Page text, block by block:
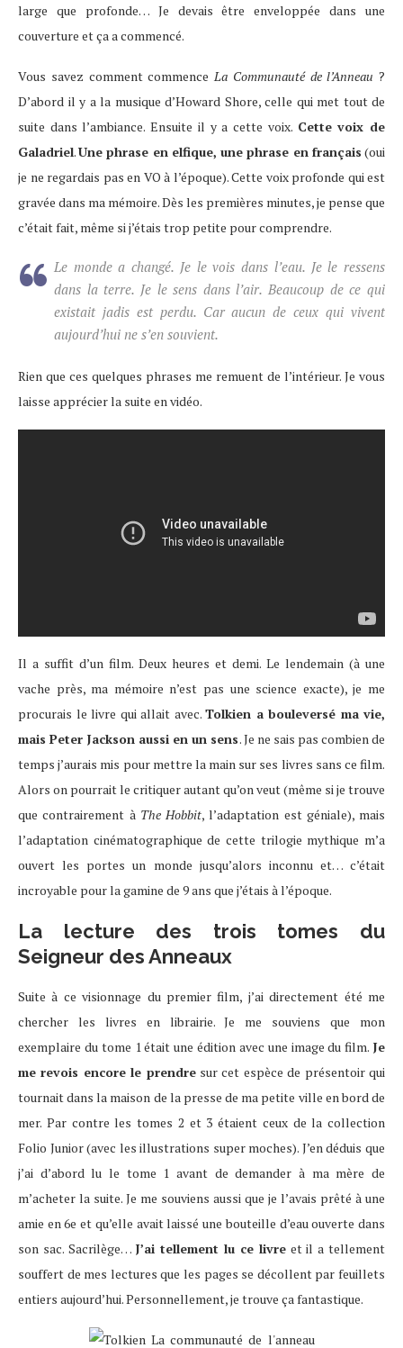
large que profonde… Je devais être enveloppée dans une
couverture et ça a commencé.
Vous savez comment commence La Communauté de l’Anneau ?
D’abord il y a la musique d’Howard Shore, celle qui met tout de
suite dans l’ambiance. Ensuite il y a cette voix. Cette voix de
Galadriel.Une phrase en elfique, une phrase en français (oui
je ne regardais pas en VO à l’époque). Cette voix profonde qui est
gravée dans ma mémoire. Dès les premières minutes, je pense que
c’était fait, même si j’étais trop petite pour comprendre.
Le monde a changé. Je le vois dans l’eau. Je le ressens
dans la terre. Je le sens dans l’air. Beaucoup de ce qui
existait jadis est perdu. Car aucun de ceux qui vivent
aujourd’hui ne s’en souvient.
Rien que ces quelques phrases me remuent de l’intérieur. Je vous
laisse apprécier la suite en vidéo.
Il a suffit d’un film. Deux heures et demi. Le lendemain (à une
vache près, ma mémoire n’est pas une science exacte), je me
procurais le livre qui allait avec. Tolkien a bouleversé ma vie,
mais Peter Jackson aussi en un sens. Je ne sais pas combien de
temps j’aurais mis pour mettre la main sur ses livres sans ce film.
Alors on pourrait le critiquer autant qu’on veut (même si je trouve
que contrairement à The Hobbit, l’adaptation est géniale), mais
l’adaptation cinématographique de cette trilogie mythique m’a
ouvert les portes un monde jusqu’alors inconnu et… c’était
incroyable pour la gamine de 9 ans que j’étais à l’époque.
La lecture des trois tomes du
Seigneur des Anneaux
Suite à ce visionnage du premier film, j’ai directement été me
chercher les livres en librairie. Je me souviens que mon
exemplaire du tome 1 était une édition avec une image du film. Je
me revois encore le prendresur cet espèce de présentoir qui
tournait dans la maison de la presse de ma petite ville en bord de
mer. Par contre les tomes 2 et 3 étaient ceux de la collection
Folio Junior (avec les illustrations super moches). J’en déduis que
j’ai d’abord lu le tome 1 avant de demander à ma mère de
m’acheter la suite. Je me souviens aussi que je l’avais prêté à une
amie en 6e et qu’elle avait laissé une bouteille d’eau ouverte dans
son sac. Sacrilège… J’ai tellement lu ce livreet il a tellement
souffert de mes lectures que les pages se décollent par feuillets
entiers aujourd’hui. Personnellement, je trouve ça fantastique.